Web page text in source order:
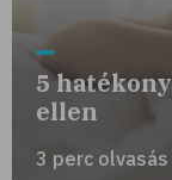
5
ellen
3 perc